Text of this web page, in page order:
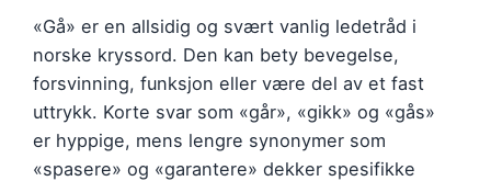
«Gå» er en allsidig og svært vanlig ledetråd i
norske kryssord. Den kan bety bevegelse,
forsvinning, funksjon eller være del av et fast
uttrykk. Korte svar som «går», «gikk» og «gås»
er hyppige, mens lengre synonymer som
«spasere» og «garantere» dekker spesifikke